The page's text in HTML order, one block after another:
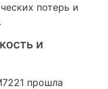
потерь и
и
прошла